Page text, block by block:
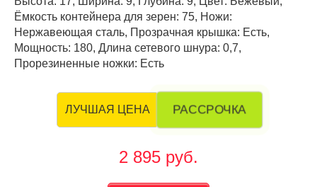
Ёмкость контейнера для зерен: 75, Ножи:
Нержавеющая сталь, Прозрачная крышка: Есть,
Мощность: 180, Длина сетевого шнура: 0,7,
Прорезиненные ножки: Есть
ЛУЧШАЯ ЦЕНА РАССРОЧКА
2 895 руб.